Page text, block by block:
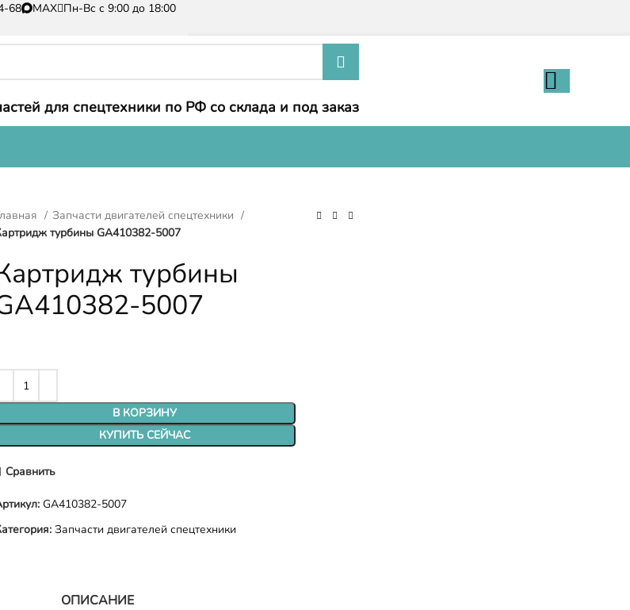
68 MAX Пн-Вс с 9:00 до 18:00
для спецтехники по РФ со склада и под заказ
Запчасти двигателей спецтехники
турбины GA410382-5007
турбины
5007
В КОРЗИНУ
КУПИТЬ СЕЙЧАС
Сравнить
GA410382-5007
Запчасти двигателей спецтехники
ОПИСАНИЕ